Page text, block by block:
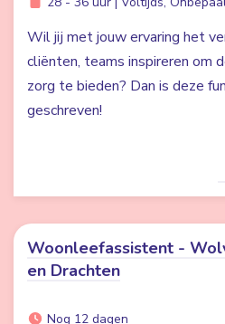
Wil jij met jouw ervaring het
cliënten, teams inspireren om
zorg te bieden? Dan is deze
geschreven!
Woonleefassistent -
en Drachten
Nog 12 dagen